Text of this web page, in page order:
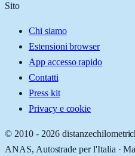
Sito
Chi siamo
Estensioni browser
App accesso rapido
Contatti
Press kit
Privacy e cookie
© 2010 - 2026
ANAS, Autostrade per l'Italia ·